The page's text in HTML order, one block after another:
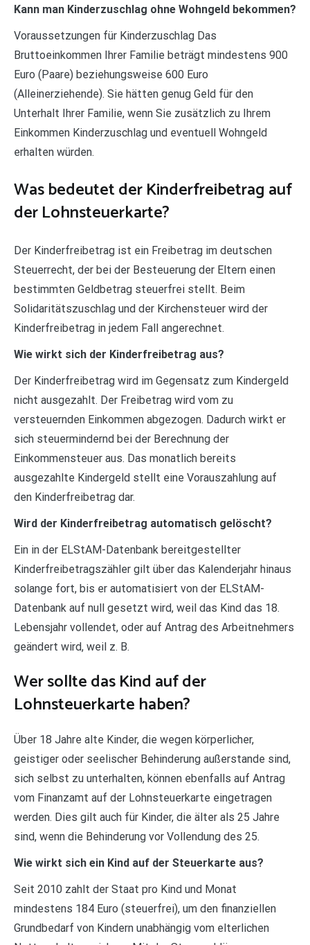
Kann man Kinderzuschlag ohne Wohngeld bekommen?
Voraussetzungen für Kinderzuschlag Das
Bruttoeinkommen Ihrer Familie beträgt mindestens 900
Euro (Paare) beziehungsweise 600 Euro
(Alleinerziehende). Sie hätten genug Geld für den
Unterhalt Ihrer Familie, wenn Sie zusätzlich zu Ihrem
Einkommen Kinderzuschlag und eventuell Wohngeld
erhalten würden.
Was bedeutet der Kinderfreibetrag auf
der Lohnsteuerkarte?
Der Kinderfreibetrag ist ein Freibetrag im deutschen
Steuerrecht, der bei der Besteuerung der Eltern einen
bestimmten Geldbetrag steuerfrei stellt. Beim
Solidaritätszuschlag und der Kirchensteuer wird der
Kinderfreibetrag in jedem Fall angerechnet.
Wie wirkt sich der Kinderfreibetrag aus?
Der Kinderfreibetrag wird im Gegensatz zum Kindergeld
nicht ausgezahlt. Der Freibetrag wird vom zu
versteuernden Einkommen abgezogen. Dadurch wirkt er
sich steuermindernd bei der Berechnung der
Einkommensteuer aus. Das monatlich bereits
ausgezahlte Kindergeld stellt eine Vorauszahlung auf
den Kinderfreibetrag dar.
Wird der Kinderfreibetrag automatisch gelöscht?
Ein in der ELStAM-Datenbank bereitgestellter
Kinderfreibetragszähler gilt über das Kalenderjahr hinaus
solange fort, bis er automatisiert von der ELStAM-
Datenbank auf null gesetzt wird, weil das Kind das 18.
Lebensjahr vollendet, oder auf Antrag des Arbeitnehmers
geändert wird, weil z. B.
Wer sollte das Kind auf der
Lohnsteuerkarte haben?
Über 18 Jahre alte Kinder, die wegen körperlicher,
geistiger oder seelischer Behinderung außerstande sind,
sich selbst zu unterhalten, können ebenfalls auf Antrag
vom Finanzamt auf der Lohnsteuerkarte eingetragen
werden. Dies gilt auch für Kinder, die älter als 25 Jahre
sind, wenn die Behinderung vor Vollendung des 25.
Wie wirkt sich ein Kind auf der Steuerkarte aus?
Seit 2010 zahlt der Staat pro Kind und Monat
mindestens 184 Euro (steuerfrei), um den finanziellen
Grundbedarf von Kindern unabhängig vom elterlichen